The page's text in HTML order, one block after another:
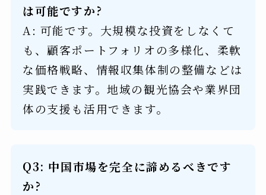
は可能ですか?
A: 可能です。大規模な投資をしなくて
も、顧客ポートフォリオの多様化、柔軟
な価格戦略、情報収集体制の整備などは
実践できます。地域の観光協会や業界団
体の支援も活用できます。
Q3: 中国市場を完全に諦めるべきです
か?